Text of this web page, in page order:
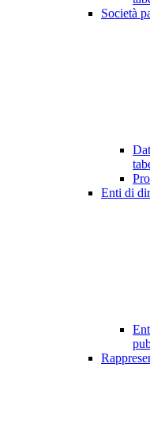
Società
Enti di